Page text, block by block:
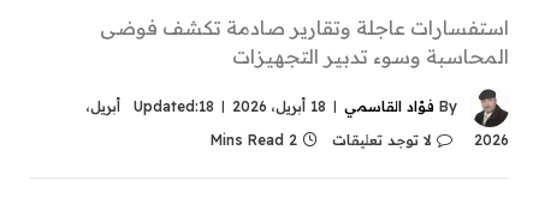
استفسارات عاجلة وتقارير صادمة تكشف فوضى
المحاسبة وسوء تدبير التجهيزات
By فؤاد القاسمي 18 أبريل، 2026 Updated:
18 أبريل،
2026
لا توجد تعليقات 2 Mins Read